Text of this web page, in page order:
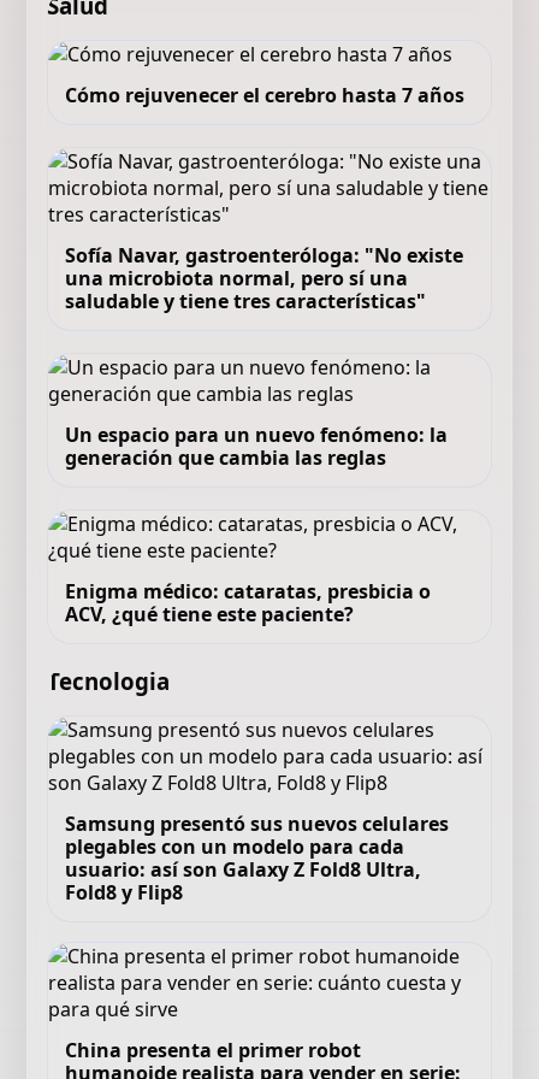
Cómo rejuvenecer el cerebro hasta 7 años
Sofía Navar, gastroenteróloga: "No existe
una microbiota normal, pero sí una
saludable y tiene tres características"
Un espacio para un nuevo fenómeno: la
generación que cambia las reglas
Enigma médico: cataratas, presbicia o
ACV, ¿qué tiene este paciente?
Tecnologia
Samsung presentó sus nuevos celulares
plegables con un modelo para cada
usuario: así son Galaxy Z Fold8 Ultra,
Fold8 y Flip8
China presenta el primer robot
humanoide realista para vender en serie: